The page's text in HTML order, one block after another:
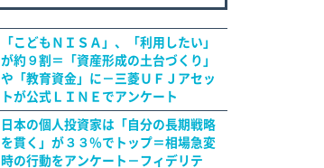
「こどもＮＩＳＡ」、「利用したい」
が約９割＝「資産形成の土台づくり」
や「教育資金」に－三菱ＵＦＪアセッ
トが公式ＬＩＮＥでアンケート
日本の個人投資家は「自分の長期戦略
を貫く」が３３％でトップ＝相場急変
時の行動をアンケート－フィデリテ